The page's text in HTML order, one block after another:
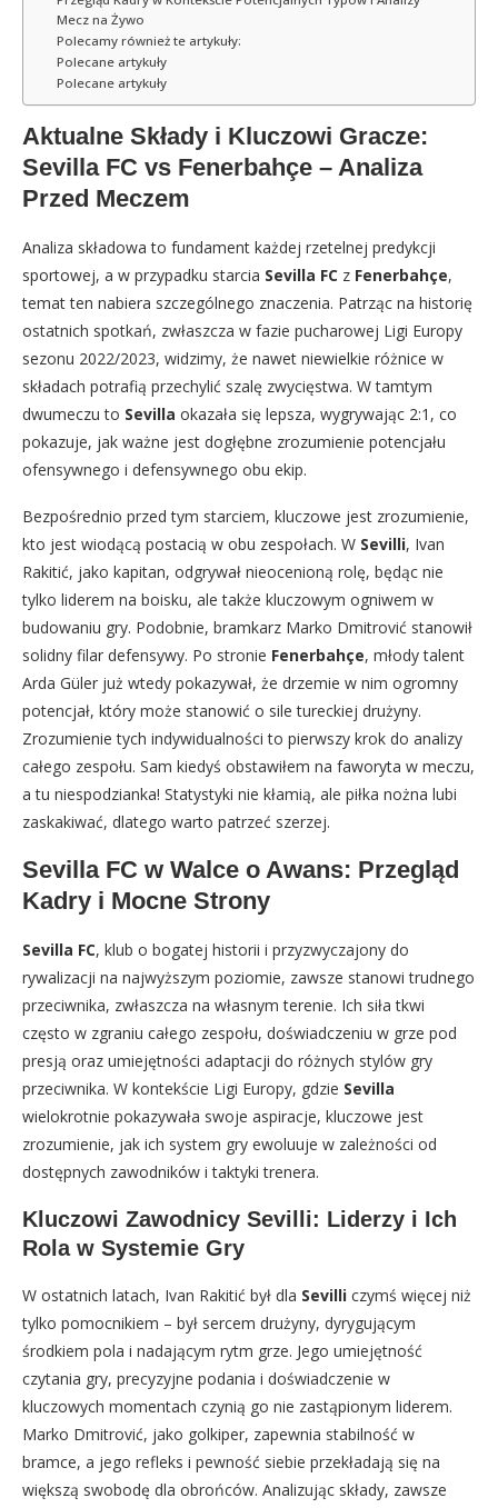
Mecz na Żywo
Polecamy również te artykuły:
Polecane artykuły
Polecane artykuły
Aktualne Składy i Kluczowi Gracze:
Sevilla FC vs Fenerbahçe – Analiza
Przed Meczem
Analiza składowa to fundament każdej rzetelnej predykcji
sportowej, a w przypadku starcia Sevilla FC z Fenerbahçe,
temat ten nabiera szczególnego znaczenia. Patrząc na historię
ostatnich spotkań, zwłaszcza w fazie pucharowej Ligi Europy
sezonu 2022/2023, widzimy, że nawet niewielkie różnice w
składach potrafią przechylić szalę zwycięstwa. W tamtym
dwumeczu to Sevilla okazała się lepsza, wygrywając 2:1, co
pokazuje, jak ważne jest dogłębne zrozumienie potencjału
ofensywnego i defensywnego obu ekip.
Bezpośrednio przed tym starciem, kluczowe jest zrozumienie,
kto jest wiodącą postacią w obu zespołach. W Sevilli, Ivan
Rakitić, jako kapitan, odgrywał nieocenioną rolę, będąc nie
tylko liderem na boisku, ale także kluczowym ogniwem w
budowaniu gry. Podobnie, bramkarz Marko Dmitrović stanowił
solidny filar defensywy. Po stronie Fenerbahçe, młody talent
Arda Güler już wtedy pokazywał, że drzemie w nim ogromny
potencjał, który może stanowić o sile tureckiej drużyny.
Zrozumienie tych indywidualności to pierwszy krok do analizy
całego zespołu. Sam kiedyś obstawiłem na faworyta w meczu,
a tu niespodzianka! Statystyki nie kłamią, ale piłka nożna lubi
zaskakiwać, dlatego warto patrzeć szerzej.
Sevilla FC w Walce o Awans: Przegląd
Kadry i Mocne Strony
Sevilla FC, klub o bogatej historii i przyzwyczajony do
rywalizacji na najwyższym poziomie, zawsze stanowi trudnego
przeciwnika, zwłaszcza na własnym terenie. Ich siła tkwi
często w zgraniu całego zespołu, doświadczeniu w grze pod
presją oraz umiejętności adaptacji do różnych stylów gry
przeciwnika. W kontekście Ligi Europy, gdzie Sevilla
wielokrotnie pokazywała swoje aspiracje, kluczowe jest
zrozumienie, jak ich system gry ewoluuje w zależności od
dostępnych zawodników i taktyki trenera.
Kluczowi Zawodnicy Sevilli: Liderzy i Ich
Rola w Systemie Gry
W ostatnich latach, Ivan Rakitić był dla Sevilli czymś więcej niż
tylko pomocnikiem – był sercem drużyny, dyrygującym
środkiem pola i nadającym rytm grze. Jego umiejętność
czytania gry, precyzyjne podania i doświadczenie w
kluczowych momentach czynią go nie zastąpionym liderem.
Marko Dmitrović, jako golkiper, zapewnia stabilność w
bramce, a jego refleks i pewność siebie przekładają się na
większą swobodę dla obrońców. Analizując składy, zawsze